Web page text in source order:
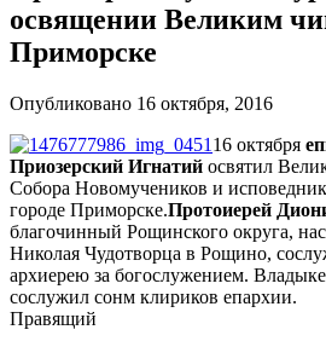
освящении Великим
Приморске
Опубликовано 16 октября, 2016
16 октября
Приозерский Игнатий освятил
Собора Новомучеников и
городе Приморске.Протоиерей
благочинный Рощинского округа,
Николая Чудотворца в Рощино,
архиерею за богослужением.
сослужил сонм клириков епархии.
Правящий